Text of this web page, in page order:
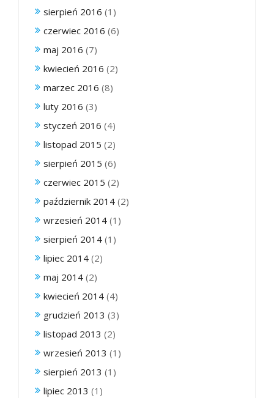
sierpień 2016 (1)
czerwiec 2016 (6)
maj 2016 (7)
kwiecień 2016 (2)
marzec 2016 (8)
luty 2016 (3)
styczeń 2016 (4)
listopad 2015 (2)
sierpień 2015 (6)
czerwiec 2015 (2)
październik 2014 (2)
wrzesień 2014 (1)
sierpień 2014 (1)
lipiec 2014 (2)
maj 2014 (2)
kwiecień 2014 (4)
grudzień 2013 (3)
listopad 2013 (2)
wrzesień 2013 (1)
sierpień 2013 (1)
lipiec 2013 (1)